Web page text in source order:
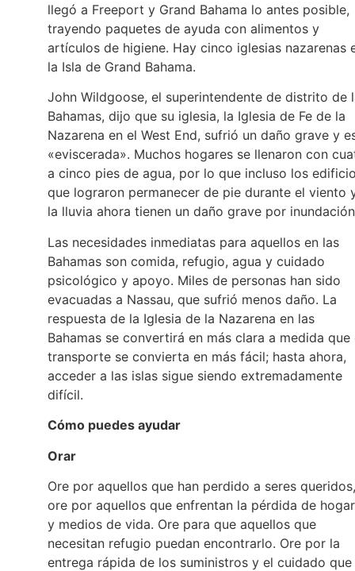
llegó a Freeport y Grand Bahama lo antes posible,
trayendo paquetes de ayuda con alimentos y
artículos de higiene. Hay cinco iglesias nazarenas
la Isla de Grand Bahama.
John Wildgoose, el superintendente de distrito de
Bahamas, dijo que su iglesia, la Iglesia de Fe de la
Nazarena en el West End, sufrió un daño grave y
«eviscerada». Muchos hogares se llenaron con
a cinco pies de agua, por lo que incluso los
que lograron permanecer de pie durante el viento
la lluvia ahora tienen un daño grave por
Las necesidades inmediatas para aquellos en las
Bahamas son comida, refugio, agua y cuidado
psicológico y apoyo. Miles de personas han sido
evacuadas a Nassau, que sufrió menos daño. La
respuesta de la Iglesia de la Nazarena en las
Bahamas se convertirá en más clara a medida que
transporte se convierta en más fácil; hasta ahora,
acceder a las islas sigue siendo extremadamente
difícil.
Cómo puedes ayudar
Orar
Ore por aquellos que han perdido a seres
ore por aquellos que enfrentan la pérdida de
y medios de vida. Ore para que aquellos que
necesitan refugio puedan encontrarlo. Ore por la
entrega rápida de los suministros y el cuidado que